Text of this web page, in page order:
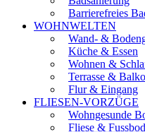
Barrierefreies
WOHNWELTEN
Wand- &
Küche & Essen
Wohnen &
Terrasse &
Flur & Eingang
FLIESEN-VORZÜGE
Wohngesunde
Fliese &